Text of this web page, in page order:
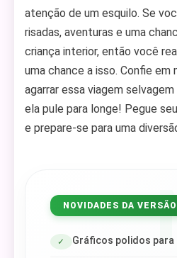
atenção de um esquilo. Se
risadas, aventuras e uma
criança interior, então você
uma chance a isso. Confie em
agarrar essa viagem
ela pule para longe! Pegue
e prepare-se para uma
NOVIDADES DA VERSÃO
✓ Gráficos polidos